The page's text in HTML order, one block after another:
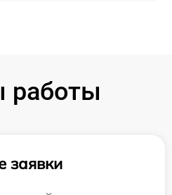
работы
заявки